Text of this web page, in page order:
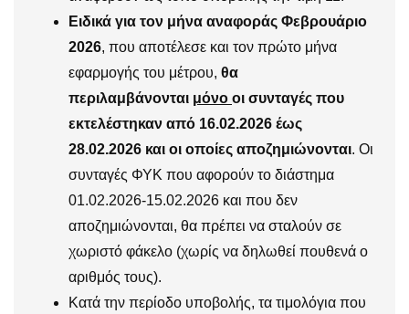
Ειδικά για τον μήνα αναφοράς Φεβρουάριο
2026, που αποτέλεσε και τον πρώτο μήνα
εφαρμογής του μέτρου, θα
περιλαμβάνονται μόνο οι συνταγές που
εκτελέστηκαν από 16.02.2026 έως
28.02.2026 και οι οποίες αποζημιώνονται. Οι
συνταγές ΦΥΚ που αφορούν το διάστημα
01.02.2026-15.02.2026 και που δεν
αποζημιώνονται, θα πρέπει να σταλούν σε
χωριστό φάκελο (χωρίς να δηλωθεί πουθενά ο
αριθμός τους).
Κατά την περίοδο υποβολής, τα τιμολόγια που